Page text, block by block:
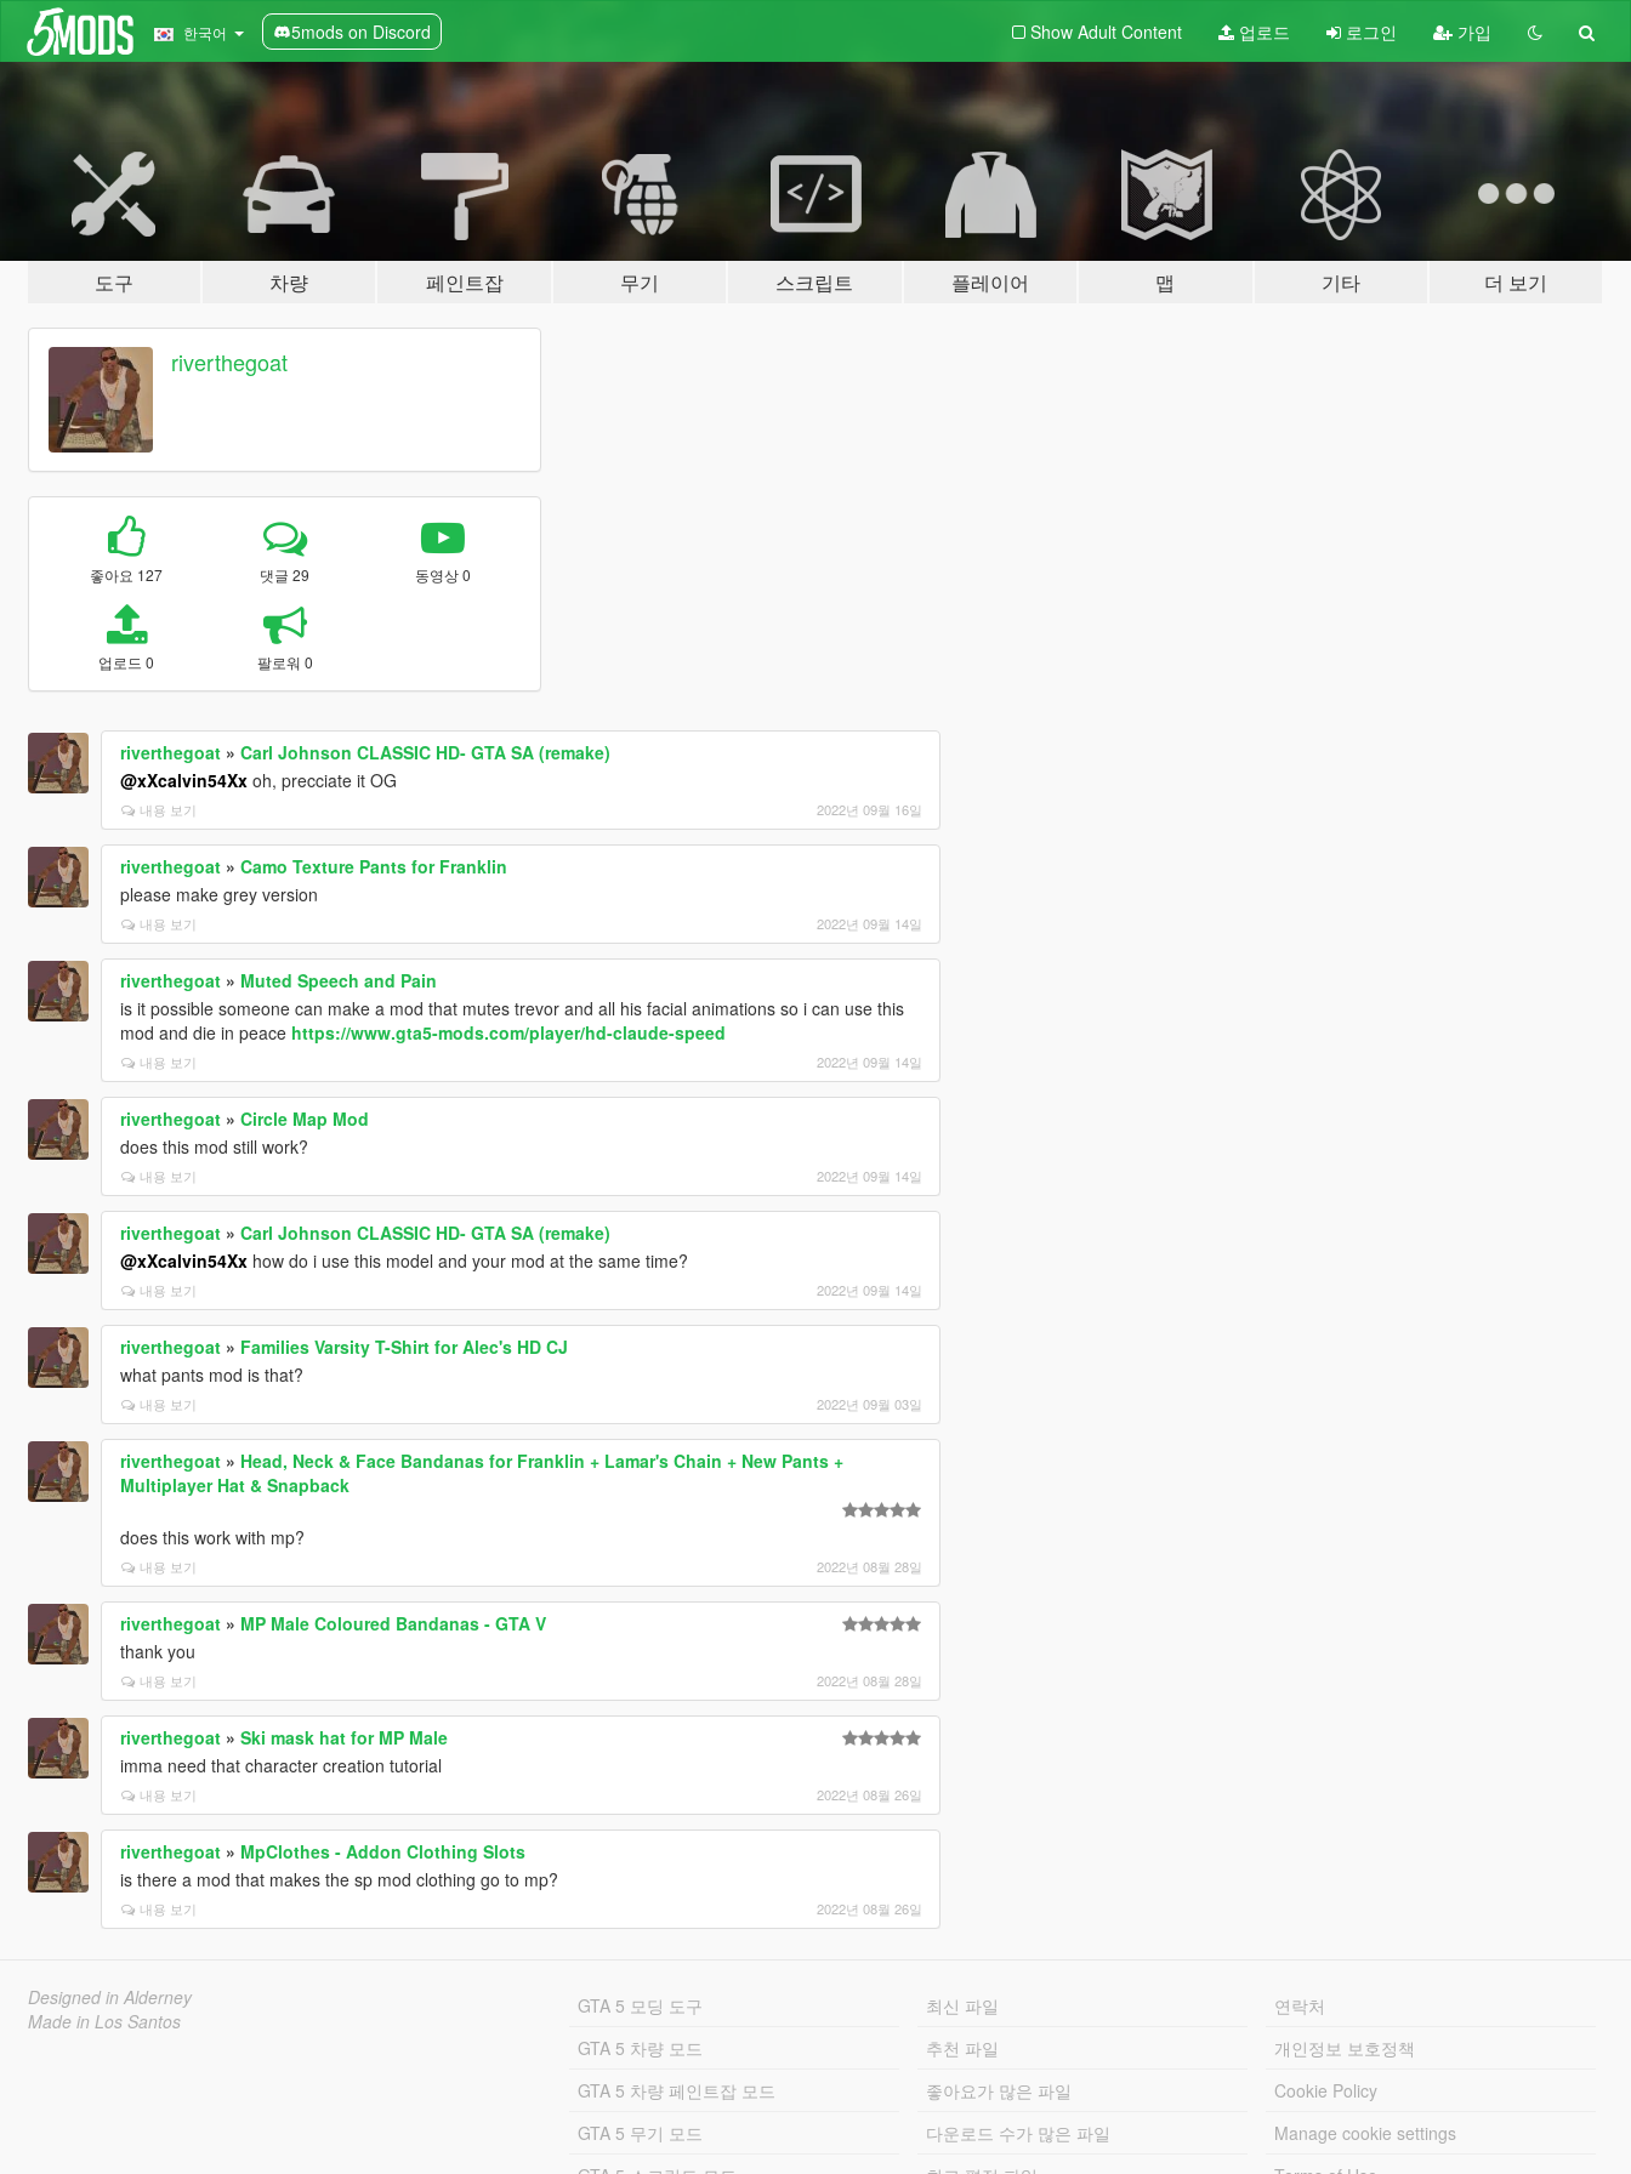
한국어 5mods on Discord Show Adult Content 업로드 로그인 가입
도구 차량 페인트잡 무기 스크립트 플레이어 맵 기타 더 보기
riverthegoat
좋아요 127 댓글 29 동영상 0
업로드 0 팔로워 0
riverthegoat» Carl Johnson CLASSIC HD- GTA SA (remake)
@xXcalvin54Xxoh, precciate it OG
내용 보기 2022년 09월 16일
riverthegoat» Camo Texture Pants for Franklin
please make grey version
내용 보기 2022년 09월 14일
riverthegoat» Muted Speech and Pain
is it possible someone can make a mod that mutes trevor and all his facial animations so i can use this
mod and die in peace https://www.gta5-mods.com/player/hd-claude-speed
내용 보기 2022년 09월 14일
riverthegoat» Circle Map Mod
does this mod still work?
내용 보기 2022년 09월 14일
riverthegoat» Carl Johnson CLASSIC HD- GTA SA (remake)
@xXcalvin54Xxhow do i use this model and your mod at the same time?
내용 보기 2022년 09월 14일
riverthegoat» Families Varsity T-Shirt for Alec's HD CJ
what pants mod is that?
내용 보기 2022년 09월 03일
riverthegoat» Head, Neck & Face Bandanas for Franklin + Lamar's Chain + New Pants +
Multiplayer Hat & Snapback
does this work with mp?
내용 보기 2022년 08월 28일
riverthegoat» MP Male Coloured Bandanas - GTA V
thank you
내용 보기 2022년 08월 28일
riverthegoat» Ski mask hat for MP Male
imma need that character creation tutorial
내용 보기 2022년 08월 26일
riverthegoat» MpClothes - Addon Clothing Slots
is there a mod that makes the sp mod clothing go to mp?
내용 보기 2022년 08월 26일
Designed in Alderney
Made in Los Santos
GTA 5 모딩 도구
GTA 5 차량 모드
GTA 5 차량 페인트잡 모드
GTA 5 무기 모드
최신 파일
추천 파일
좋아요가 많은 파일
다운로드 수가 많은 파일
연락처
개인정보 보호정책
Cookie Policy
Manage cookie settings